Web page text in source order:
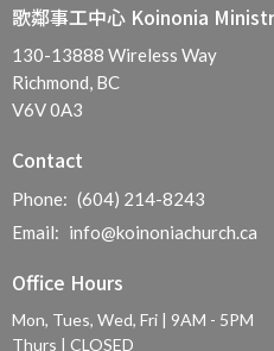
歌鄰事工中心 Koinonia
130-13888 Wireless Way
Richmond, BC
V6V 0A3
Contact
Phone: (604) 214-8243
Email: info@koinoniachurch.ca
Office Hours
Mon, Tues, Wed, Fri | 9AM - 5PM
Thurs | CLOSED